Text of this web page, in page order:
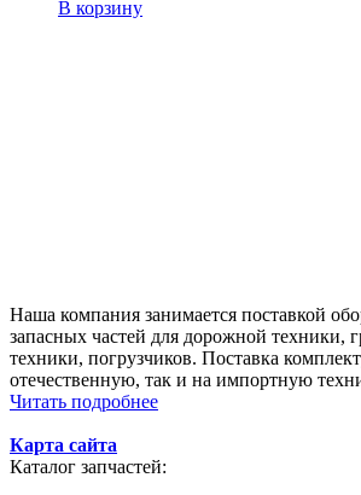
В корзину
Наша компания занимается поставкой
запасных частей для дорожной техники,
техники, погрузчиков. Поставка
отечественную, так и на импортную
Читать подробнее
Карта сайта
Каталог запчастей: